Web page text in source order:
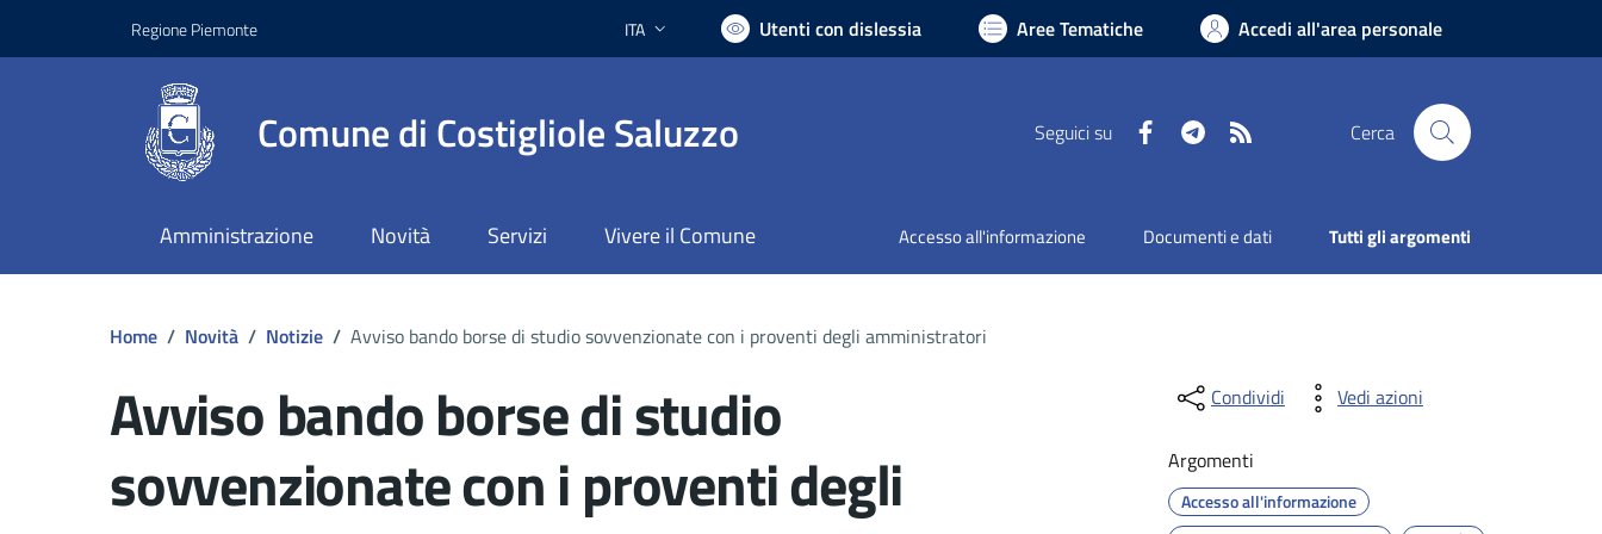
Regione Piemonte Lingua attiva:
ITA Utenti con dislessia Aree Tematiche Accedi all'area personale
Comune di Costigliole Saluzzo Seguici su FacebookTelegram Cerca
Amministrazione Novità Servizi Vivere il Comune Accesso all'informazione Documenti e dati Tutti gli argomenti
Home / Novità / Notizie / Avviso bando borse di studio sovvenzionate con i proventi degli amministratori
Avviso bando borse di studio
sovvenzionate con i proventi degli
Condividi Vedi azioni
Argomenti
Accesso all'informazione